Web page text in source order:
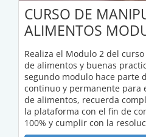
CURSO DE
ALIMENTOS
Realiza el Modulo 2 del
de alimentos y buenas
segundo modulo hace parte
continuo y permanente para
de alimentos, recuerda
la plataforma con el fin de
100% y cumplir con la